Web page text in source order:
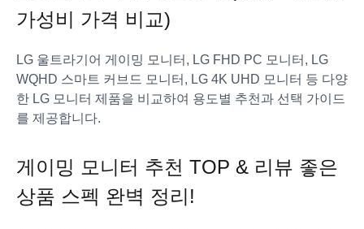
가성비 가격 비교)
LG 울트라기어 게이밍 모니터, LG FHD PC 모니터, LG
WQHD 스마트 커브드 모니터, LG 4K UHD 모니터 등 다양
한 LG 모니터 제품을 비교하여 용도별 추천과 선택 가이드
를 제공합니다.
게이밍 모니터 추천 TOP & 리뷰 좋은
상품 스펙 완벽 정리!